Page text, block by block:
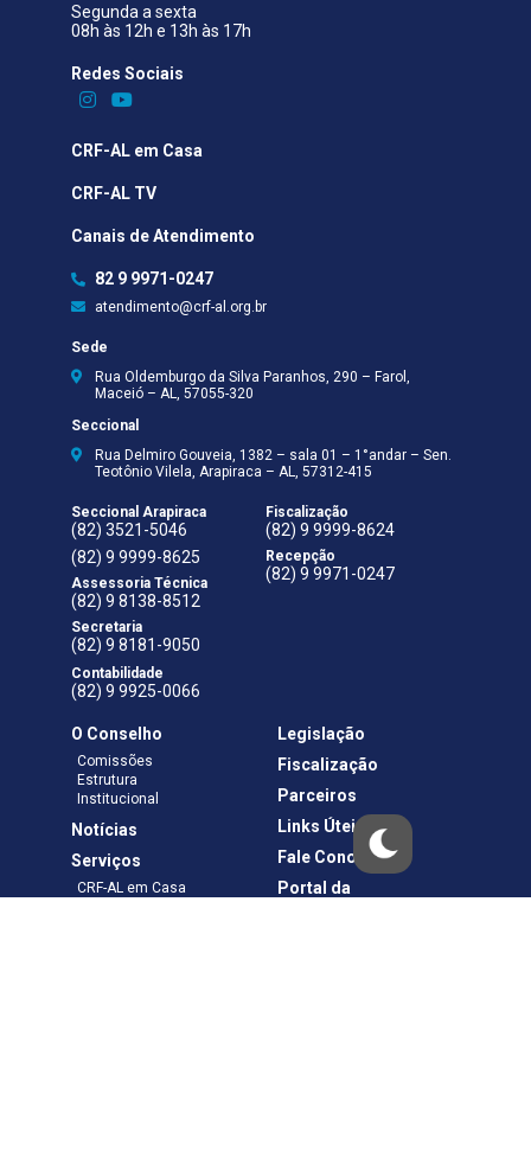
Segunda a sexta
08h às 12h e 13h às 17h
Redes Sociais​
CRF-AL em Casa
CRF-AL TV
Canais de Atendimento
82 9 9971-0247
atendimento@crf-al.org.br
Sede
Rua Oldemburgo da Silva Paranhos, 290 – Farol,
Maceió – AL, 57055-320
Seccional
Rua Delmiro Gouveia, 1382 – sala 01 – 1°andar – Sen.
Teotônio Vilela, Arapiraca – AL, 57312-415
Seccional Arapiraca
(82) 3521-5046
(82) 9 9999-8625
Assessoria Técnica
(82) 9 8138-8512
Secretaria
(82) 9 8181-9050
Contabilidade
(82) 9 9925-0066
Fiscalização
(82) 9 9999-8624
Recepção
(82) 9 9971-0247
O Conselho
Comissões
Estrutura
Institucional
Notícias
Serviços
CRF-AL em Casa
Legislação
Fiscalização
Parceiros
Links Úteis
Fale Conosco
Portal da